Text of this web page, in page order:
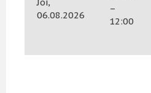
06.08.2026
–
12:00